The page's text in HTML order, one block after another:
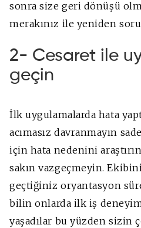
sonra size geri dönüşü
merakınız ile yeniden
2- Cesaret ile
geçin
İlk uygulamalarda hata
acımasız davranmayın
için hata nedenini
sakın vazgeçmeyin.
geçtiğiniz oryantasyon
bilin onlarda ilk iş
yaşadılar bu yüzden sizin